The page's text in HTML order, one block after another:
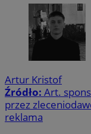
Artur Kristof
Źródło: Art.
przez
reklama